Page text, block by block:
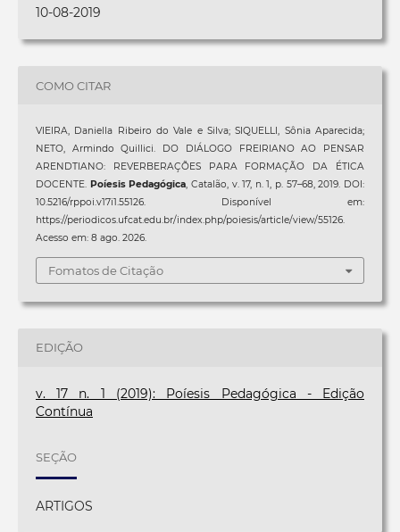
10-08-2019
COMO CITAR
VIEIRA, Daniella Ribeiro do Vale e Silva; SIQUELLI, Sônia Aparecida;
NETO, Armindo Quillici. DO DIÁLOGO FREIRIANO AO PENSAR
ARENDTIANO: REVERBERAÇÕES PARA FORMAÇÃO DA ÉTICA
DOCENTE. Poíesis Pedagógica, Catalão, v. 17, n. 1, p. 57–68, 2019. DOI:
10.5216/rppoi.v17i1.55126. Disponível em:
https://periodicos.ufcat.edu.br/index.php/poiesis/article/view/55126.
Acesso em: 8 ago. 2026.
Fomatos de Citação
EDIÇÃO
v. 17 n. 1 (2019): Poíesis Pedagógica - Edição
Contínua
SEÇÃO
ARTIGOS